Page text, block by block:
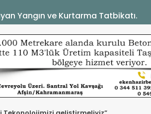
Yangın ve Kurtarma Tatbikatı.